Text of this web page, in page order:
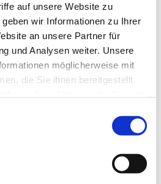
auf unsere Website zu
wir Informationen zu Ihrer
an unsere Partner für
und Analysen weiter. Unsere
möglicherweise mit
die Sie ihnen bereitgestellt